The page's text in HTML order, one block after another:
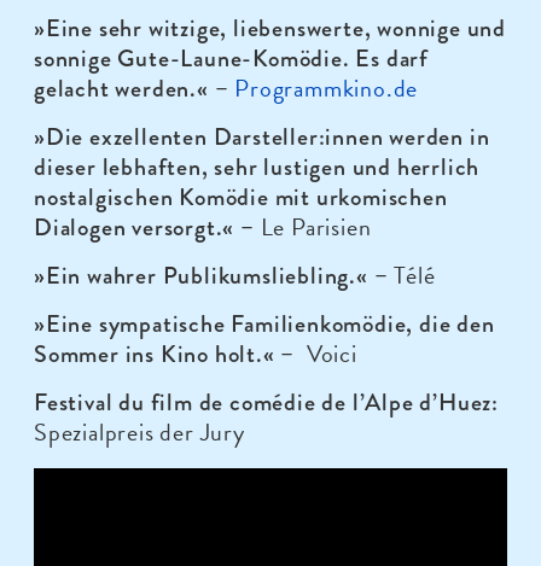
»Eine sehr witzige, liebenswerte, wonnige und
sonnige Gute-Laune-Komödie. Es darf
gelacht werden.« – Programmkino.de
»Die exzellenten Darsteller:innen werden in
dieser lebhaften, sehr lustigen und herrlich
nostalgischen Komödie mit urkomischen
Dialogen versorgt.« – Le Parisien
»Ein wahrer Publikumsliebling.« – Télé
»Eine sympatische Familienkomödie, die den
Sommer ins Kino holt.« – Voici
Festival du film de comédie de l’Alpe d’Huez:
Spezialpreis der Jury